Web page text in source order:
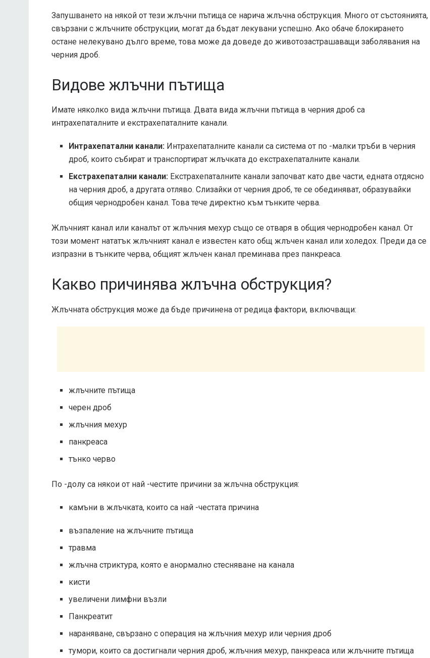
Запушването на някой от тези жлъчни пътища се нарича жлъчна обструкция. Много от състоянията,
свързани с жлъчните обструкции, могат да бъдат лекувани успешно. Ако обаче блокирането
остане нелекувано дълго време, това може да доведе до животозастрашаващи заболявания на
черния дроб.
Видове жлъчни пътища
Имате няколко вида жлъчни пътища. Двата вида жлъчни пътища в черния дроб са
интрахепаталните и екстрахепаталните канали.
Интрахепатални канали: Интрахепаталните канали са система от по -малки тръби в черния
дроб, които събират и транспортират жлъчката до екстрахепаталните канали.
Екстрахепатални канали: Екстрахепаталните канали започват като две части, едната отдясно
на черния дроб, а другата отляво. Слизайки от черния дроб, те се обединяват, образувайки
общия чернодробен канал. Това тече директно към тънките черва.
Жлъчният канал или каналът от жлъчния мехур също се отваря в общия чернодробен канал. От
този момент нататък жлъчният канал е известен като общ жлъчен канал или холедох. Преди да се
изпразни в тънките черва, общият жлъчен канал преминава през панкреаса.
Какво причинява жлъчна обструкция?
Жлъчната обструкция може да бъде причинена от редица фактори, включващи:
жлъчните пътища
черен дроб
жлъчния мехур
панкреаса
тънко черво
По -долу са някои от най -честите причини за жлъчна обструкция:
камъни в жлъчката, които са най -честата причина
възпаление на жлъчните пътища
травма
жлъчна стриктура, която е анормално стесняване на канала
кисти
увеличени лимфни възли
Панкреатит
нараняване, свързано с операция на жлъчния мехур или черния дроб
тумори, които са достигнали черния дроб, жлъчния мехур, панкреаса или жлъчните пътища